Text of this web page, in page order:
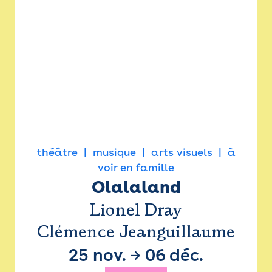
théâtre musique arts visuels
à
voir en famille
Olalaland
Lionel Dray
Clémence Jeanguillaume
25 nov. → 06 déc.